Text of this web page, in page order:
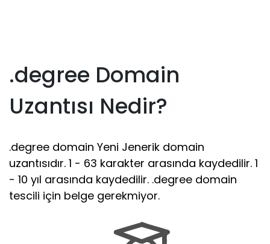
.degree Domain
Uzantısı Nedir?
.degree domain Yeni Jenerik domain
uzantısıdır. 1 - 63 karakter arasında kaydedilir. 1
- 10 yıl arasında kaydedilir. .degree domain
tescili için belge gerekmiyor.